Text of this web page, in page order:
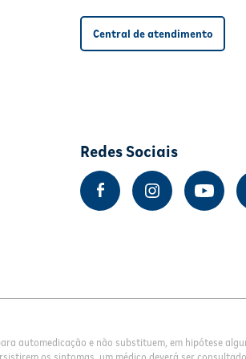
Central de atendimento
Redes Sociais
automedicação e não substituem, em hipótese